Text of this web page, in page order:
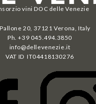
vini DOC delle Venezie
20, 37121 Verona, Italy
Ph. +39 045.494.3850
info@dellevenezie.it
VAT ID IT04418130276